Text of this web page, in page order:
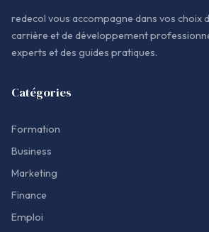
redecol vous accompagne dans vos choix
carrière et de développement
experts et des guides pratiques.
Catégories
Formation
Business
Marketing
Finance
Emploi